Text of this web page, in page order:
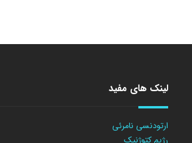
لینک های مفید
ارتودنسی نامرئی
رژیم کتوژنیک